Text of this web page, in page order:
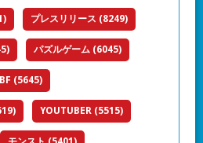
プレスリリース (8249)
パズルゲーム (6045)
(5645)
YOUTUBER (5515)
モンスト (5401)